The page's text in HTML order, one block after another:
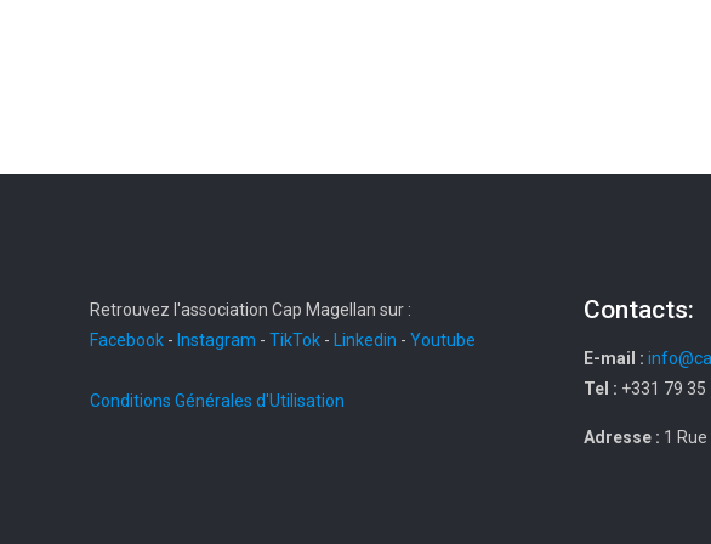
Retrouvez l'association Cap Magellan sur :
Facebook - Instagram - TikTok - Linkedin - Youtube
Conditions Générales d'Utilisation
Contacts:
E-mail :
Tel : +331 79 35
Adresse : 1